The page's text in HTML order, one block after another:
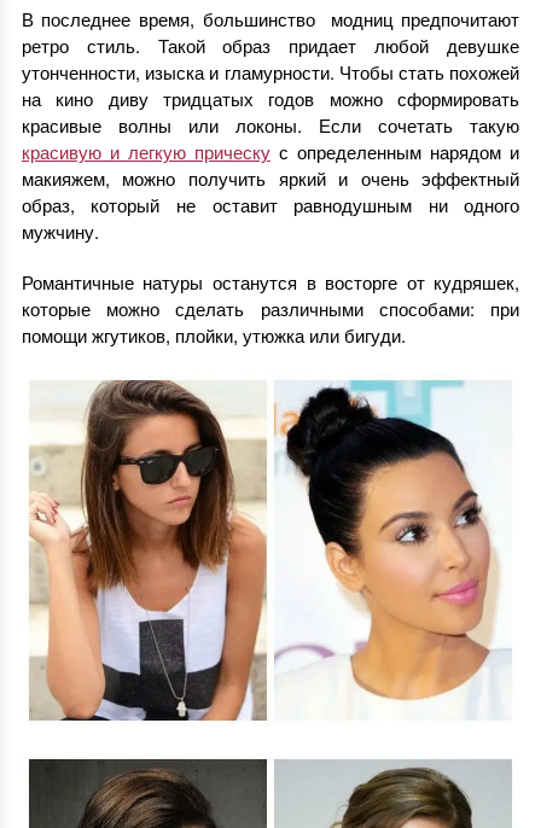
В последнее время, большинство модниц предпочитают
ретро стиль. Такой образ придает любой девушке
утонченности, изыска и гламурности. Чтобы стать похожей
на кино диву тридцатых годов можно сформировать
красивые волны или локоны. Если сочетать такую
красивую и легкую прическу с определенным нарядом и
макияжем, можно получить яркий и очень эффектный
образ, который не оставит равнодушным ни одного
мужчину.
Романтичные натуры останутся в восторге от кудряшек,
которые можно сделать различными способами: при
помощи жгутиков, плойки, утюжка или бигуди.